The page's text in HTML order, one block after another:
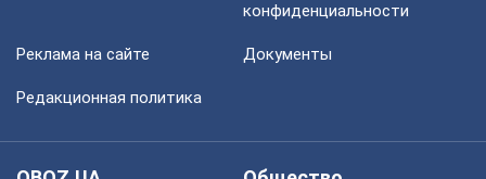
конфиденциальности
Реклама на сайте Документы
Редакционная политика